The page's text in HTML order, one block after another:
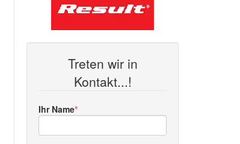
Treten wir in
Kontakt...!
Ihr Name